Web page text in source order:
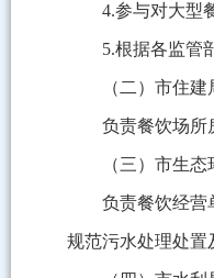
4.参与对大型
5.根据各监管
（二）市住建
负责餐饮场所
（三）市生态
负责餐饮经营
规范污水处理处置